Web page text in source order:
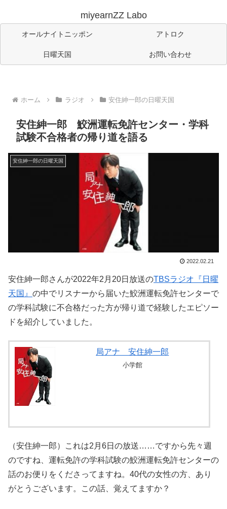
miyearnZZ Labo
オールナイトニッポン アトロク
日曜天国 お問い合わせ
ホーム ラジオ 安住紳一郎の日曜天国
安住紳一郎 鮫洲運転免許センター・学科
試験不合格者の帰り道を語る
安住紳一郎の日曜天国
2022.02.21
安住紳一郎さんが2022年2月20日放送のTBSラジオ『日曜
天国』 の中でリスナーから届いた鮫洲運転免許センターで
の学科試験に不合格だった方が帰り道で経験したエピソー
ドを紹介していました。
局アナ 安住紳一郎
小学館
（安住紳一郎）これは2月6日の放送……ですから先々週
のですね、運転免許の学科試験の鮫洲運転免許センターの
話のお便りをくださってますね。40代の女性の方、あり
がとうございます。この話、覚えてますか？